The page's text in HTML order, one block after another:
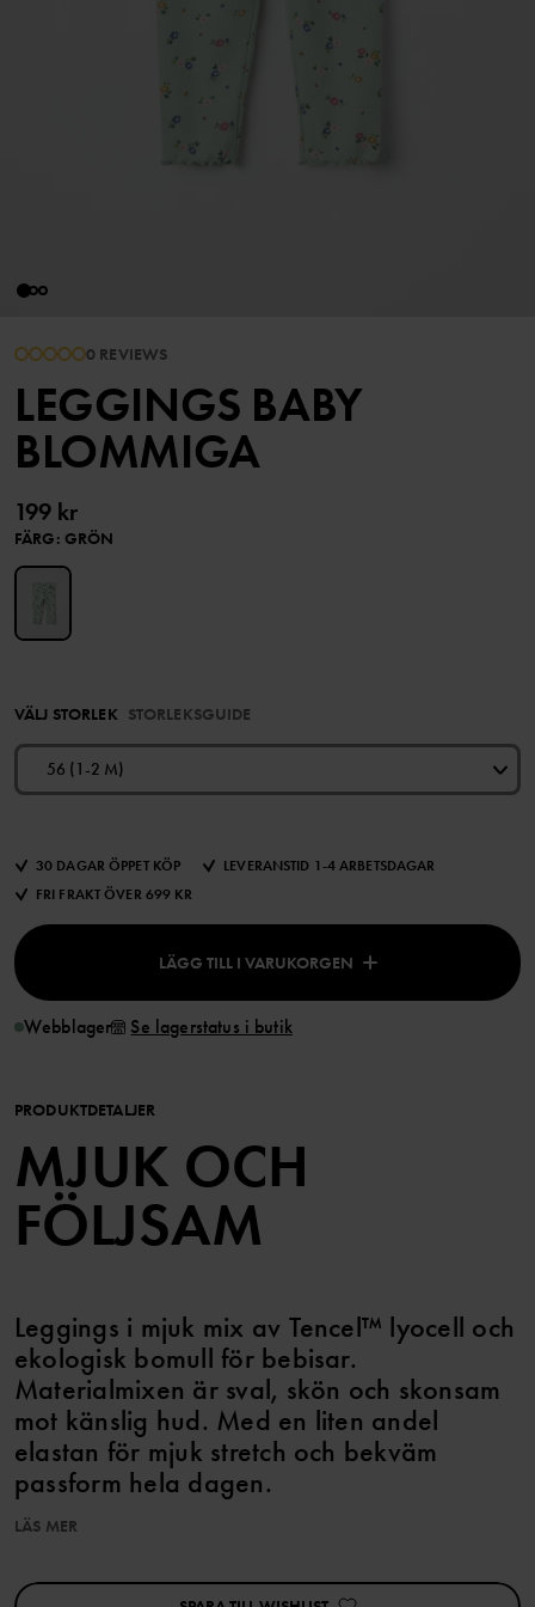
0 REVIEWS
LEGGINGS BABY
BLOMMIGA
199 kr
FÄRG: GRÖN
VÄLJ STORLEK STORLEKSGUIDE
56 (1-2 M)
30 DAGAR ÖPPET KÖP
LEVERANSTID 1-4 ARBETSDAGAR
FRI FRAKT ÖVER 699 KR
LÄGG TILL I VARUKORGEN
Webblager Se lagerstatus i butik
PRODUKTDETALJER
MJUK OCH
FÖLJSAM
Leggings i mjuk mix av Tencel™ lyocell och
ekologisk bomull för bebisar.
Materialmixen är sval, skön och skonsam
mot känslig hud. Med en liten andel
elastan för mjuk stretch och bekväm
passform hela dagen.
- Mjuk stretch för behaglig passform och rörelsefrihet
LÄS MER